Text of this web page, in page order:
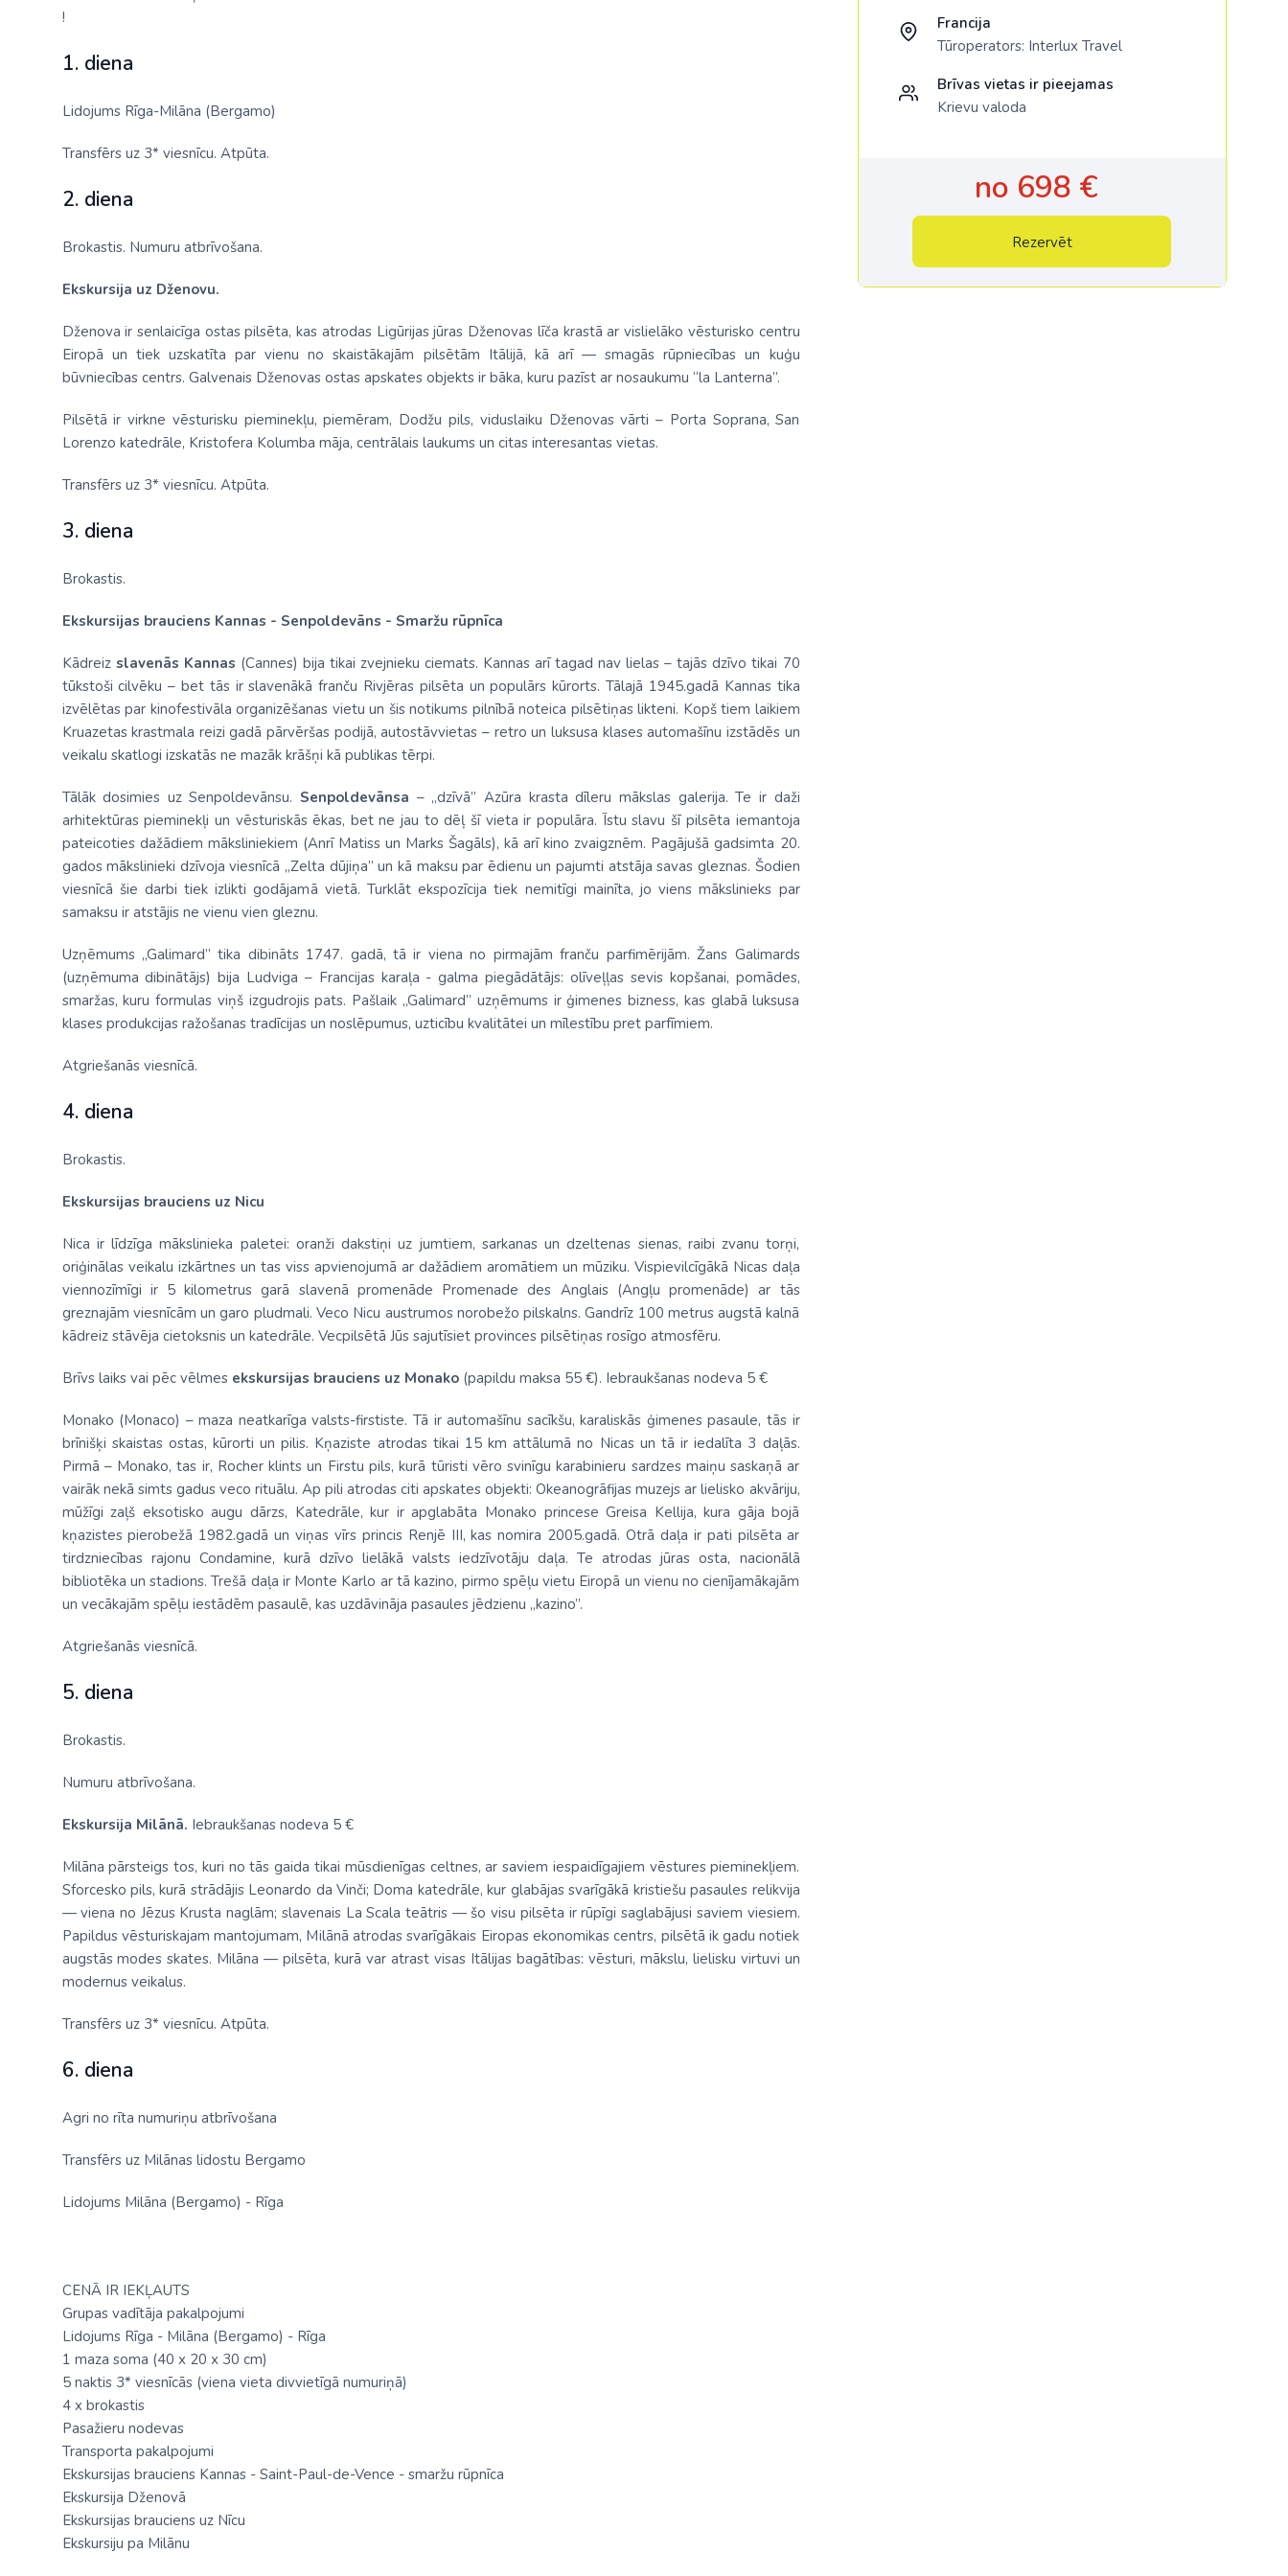
Vjetnama
!
1. diena
Lidojums Rīga-Milāna (Bergamo)
Transfērs uz 3* viesnīcu. Atpūta.
2. diena
Brokastis. Numuru atbrīvošana.
Ekskursija uz Dženovu.
Dženova ir senlaicīga ostas pilsēta, kas atrodas Ligūrijas jūras Dženovas līča krastā ar vislielāko vēsturisko centru
Eiropā un tiek uzskatīta par vienu no skaistākajām pilsētām Itālijā, kā arī — smagās rūpniecības un kuģu
būvniecības centrs. Galvenais Dženovas ostas apskates objekts ir bāka, kuru pazīst ar nosaukumu “la Lanterna”.
Pilsētā ir virkne vēsturisku pieminekļu, piemēram, Dodžu pils, viduslaiku Dženovas vārti – Porta Soprana, San
Lorenzo katedrāle, Kristofera Kolumba māja, centrālais laukums un citas interesantas vietas.
Transfērs uz 3* viesnīcu. Atpūta.
3. diena
Brokastis.
Ekskursijas brauciens Kannas - Senpoldevāns - Smaržu rūpnīca
Kādreiz slavenās Kannas (Cannes) bija tikai zvejnieku ciemats. Kannas arī tagad nav lielas – tajās dzīvo tikai 70
tūkstoši cilvēku – bet tās ir slavenākā franču Rivjēras pilsēta un populārs kūrorts. Tālajā 1945.gadā Kannas tika
izvēlētas par kinofestivāla organizēšanas vietu un šis notikums pilnībā noteica pilsētiņas likteni. Kopš tiem laikiem
Kruazetas krastmala reizi gadā pārvēršas podijā, autostāvvietas – retro un luksusa klases automašīnu izstādēs un
veikalu skatlogi izskatās ne mazāk krāšņi kā publikas tērpi.
Tālāk dosimies uz Senpoldevānsu. Senpoldevānsa – „dzīvā” Azūra krasta dīleru mākslas galerija. Te ir daži
arhitektūras pieminekļi un vēsturiskās ēkas, bet ne jau to dēļ šī vieta ir populāra. Īstu slavu šī pilsēta iemantoja
pateicoties dažādiem māksliniekiem (Anrī Matiss un Marks Šagāls), kā arī kino zvaigznēm. Pagājušā gadsimta 20.
gados mākslinieki dzīvoja viesnīcā „Zelta dūjiņa” un kā maksu par ēdienu un pajumti atstāja savas gleznas. Šodien
viesnīcā šie darbi tiek izlikti godājamā vietā. Turklāt ekspozīcija tiek nemitīgi mainīta, jo viens mākslinieks par
samaksu ir atstājis ne vienu vien gleznu.
Uzņēmums „Galimard” tika dibināts 1747. gadā, tā ir viena no pirmajām franču parfimērijām. Žans Galimards
(uzņēmuma dibinātājs) bija Ludviga – Francijas karaļa - galma piegādātājs: olīveļļas sevis kopšanai, pomādes,
smaržas, kuru formulas viņš izgudrojis pats. Pašlaik „Galimard” uzņēmums ir ģimenes bizness, kas glabā luksusa
klases produkcijas ražošanas tradīcijas un noslēpumus, uzticību kvalitātei un mīlestību pret parfīmiem.
Atgriešanās viesnīcā.
4. diena
Brokastis.
Ekskursijas brauciens uz Nicu
Nica ir līdzīga mākslinieka paletei: oranži dakstiņi uz jumtiem, sarkanas un dzeltenas sienas, raibi zvanu torņi,
oriģinālas veikalu izkārtnes un tas viss apvienojumā ar dažādiem aromātiem un mūziku. Vispievilcīgākā Nicas daļa
viennozīmīgi ir 5 kilometrus garā slavenā promenāde Promenade des Anglais (Angļu promenāde) ar tās
greznajām viesnīcām un garo pludmali. Veco Nicu austrumos norobežo pilskalns. Gandrīz 100 metrus augstā kalnā
kādreiz stāvēja cietoksnis un katedrāle. Vecpilsētā Jūs sajutīsiet provinces pilsētiņas rosīgo atmosfēru.
Brīvs laiks vai pēc vēlmes ekskursijas brauciens uz Monako(papildu maksa 55 €). Iebraukšanas nodeva 5 €
Monako (Monaco) – maza neatkarīga valsts-firstiste. Tā ir automašīnu sacīkšu, karaliskās ģimenes pasaule, tās ir
brīnišķi skaistas ostas, kūrorti un pilis. Kņaziste atrodas tikai 15 km attālumā no Nicas un tā ir iedalīta 3 daļās.
Pirmā – Monako, tas ir, Rocher klints un Firstu pils, kurā tūristi vēro svinīgu karabinieru sardzes maiņu saskaņā ar
vairāk nekā simts gadus veco rituālu. Ap pili atrodas citi apskates objekti: Okeanogrāfijas muzejs ar lielisko akvāriju,
mūžīgi zaļš eksotisko augu dārzs, Katedrāle, kur ir apglabāta Monako princese Greisa Kellija, kura gāja bojā
kņazistes pierobežā 1982.gadā un viņas vīrs princis Renjē III, kas nomira 2005.gadā. Otrā daļa ir pati pilsēta ar
tirdzniecības rajonu Condamine, kurā dzīvo lielākā valsts iedzīvotāju daļa. Te atrodas jūras osta, nacionālā
bibliotēka un stadions. Trešā daļa ir Monte Karlo ar tā kazino, pirmo spēļu vietu Eiropā un vienu no cienījamākajām
un vecākajām spēļu iestādēm pasaulē, kas uzdāvināja pasaules jēdzienu „kazino”.
Atgriešanās viesnīcā.
5. diena
Brokastis.
Numuru atbrīvošana.
Ekskursija Milānā. Iebraukšanas nodeva 5 €
Milāna pārsteigs tos, kuri no tās gaida tikai mūsdienīgas celtnes, ar saviem iespaidīgajiem vēstures pieminekļiem.
Sforcesko pils, kurā strādājis Leonardo da Vinči; Doma katedrāle, kur glabājas svarīgākā kristiešu pasaules relikvija
— viena no Jēzus Krusta naglām; slavenais La Scala teātris — šo visu pilsēta ir rūpīgi saglabājusi saviem viesiem.
Papildus vēsturiskajam mantojumam, Milānā atrodas svarīgākais Eiropas ekonomikas centrs, pilsētā ik gadu notiek
augstās modes skates. Milāna — pilsēta, kurā var atrast visas Itālijas bagātības: vēsturi, mākslu, lielisku virtuvi un
modernus veikalus.
Transfērs uz 3* viesnīcu. Atpūta.
6. diena
Agri no rīta numuriņu atbrīvošana
Transfērs uz Milānas lidostu Bergamo
Lidojums Milāna (Bergamo) - Rīga
CENĀ IR IEKĻAUTS
Grupas vadītāja pakalpojumi
Lidojums Rīga - Milāna (Bergamo) - Rīga
1 maza soma (40 х 20 х 30 cm)
5 naktis 3* viesnīcās (viena vieta divvietīgā numuriņā)
4 x brokastis
Pasažieru nodevas
Transporta pakalpojumi
Ekskursijas brauciens Kannas - Saint-Paul-de-Vence - smaržu rūpnīca
Ekskursija Dženovā
Ekskursijas brauciens uz Nīcu
Ekskursiju pa Milānu
Francija
Tūroperators: Interlux Travel
Brīvas vietas ir pieejamas
Krievu valoda
no 698 €
Rezervēt